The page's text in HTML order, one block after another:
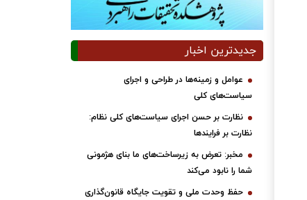
جدیدترین اخبار
عوامل و زمینه‌ها در طراحی و اجرای
سیاست‌های کلی
نظارت بر حسن اجرای سیاست‌های کلی نظام:
نظارت بر فرایندها
مخبر: تعرض به زیرساخت‌های ما بنای هژمونی
شما را نابود می‌کند
حفظ وحدت ملی و تقویت جایگاه قانون‌گذاری